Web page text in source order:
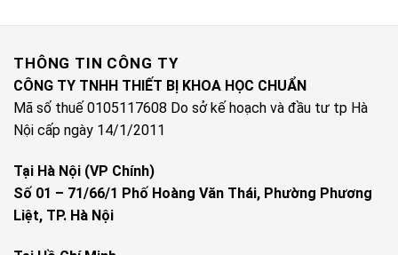
THÔNG TIN CÔNG TY
CÔNG TY TNHH THIẾT BỊ KHOA HỌC CHUẨN
Mã số thuế 0105117608 Do sở kế hoạch và đầu tư tp Hà
Nội cấp ngày 14/1/2011
Tại Hà Nội (VP Chính)
Số 01 – 71/66/1 Phố Hoàng Văn Thái, Phường Phương
Liệt, TP. Hà Nội